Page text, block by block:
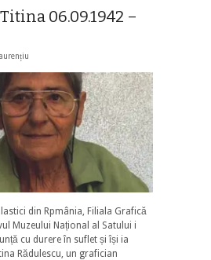
06.09.1942 –
din Rpmânia, Filiala Grafică
Muzeului Național al Satului i
cu durere în suflet și își ia
Rădulescu, un grafician